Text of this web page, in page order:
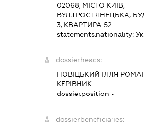
02068, МІСТО КИЇВ,
ВУЛ.ТРОСТЯНЕЦЬКА,
3, КВАРТИРА 52
statements.nationality:
dossier.heads:
НОВІЦЬКИЙ ІЛЛЯ
КЕРІВНИК
dossier.position -
dossier.beneficiaries: